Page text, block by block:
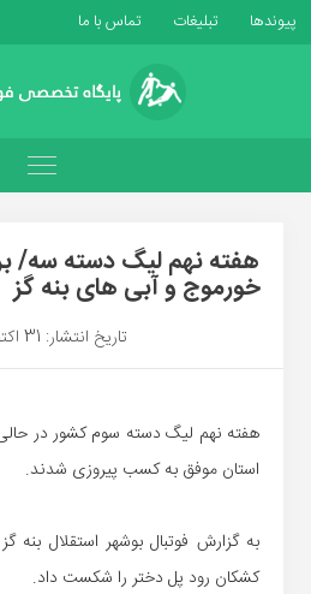
پیوندها تبلیغات تماس با ما
هفته نهم لیگ دسته سه/
خورموج و آبی های بنه گز
تاریخ انتشار: 31 اکتبر 2019
هفته نهم لیگ دسته سوم کشور در حالی
استان موفق به کسب پیروزی شدند.
کشکان رود پل دختر را شکست داد.